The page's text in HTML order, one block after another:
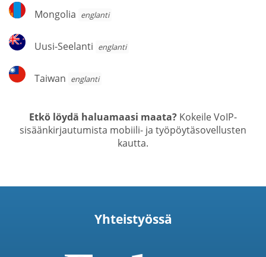
Mongolia
Mongolia englanti
Uusi-
Seelanti
Uusi-Seelanti englanti
Taiwan
Taiwan englanti
Etkö löydä haluamaasi maata? Kokeile VoIP-
sisäänkirjautumista mobiili- ja työpöytäsovellusten
kautta.
Yhteistyössä